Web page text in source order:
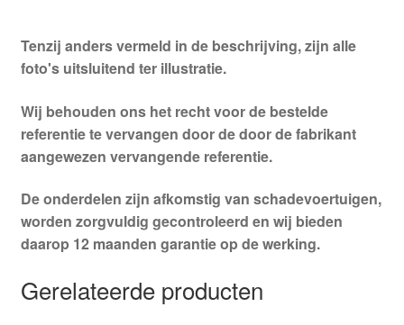
Tenzij anders vermeld in de beschrijving, zijn alle
foto's uitsluitend ter illustratie.
Wij behouden ons het recht voor de bestelde
referentie te vervangen door de door de fabrikant
aangewezen vervangende referentie.
De onderdelen zijn afkomstig van schadevoertuigen,
worden zorgvuldig gecontroleerd en wij bieden
daarop 12 maanden garantie op de werking.
Gerelateerde producten